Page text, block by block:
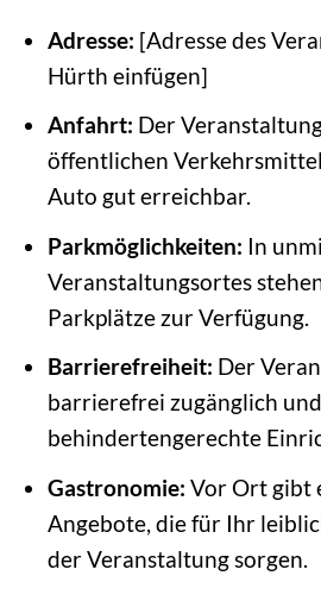
Adresse: [Adresse des
Hürth einfügen]
Anfahrt: Der
öffentlichen
Auto gut erreichbar.
Parkmöglichkeiten: In
Veranstaltungsortes
Parkplätze zur Verfügung.
Barrierefreiheit: Der
barrierefrei zugänglich
behindertengerechte
Gastronomie: Vor Ort gibt
Angebote, die für Ihr
der Veranstaltung sorgen.